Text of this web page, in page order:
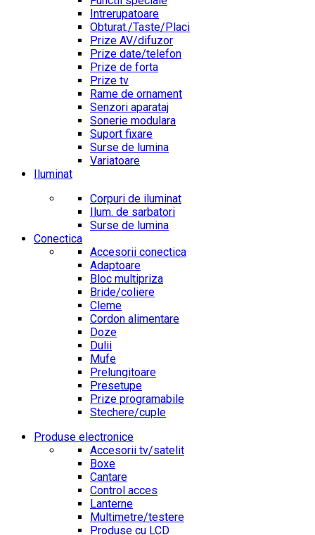
Intrerupatoare
Obturat./Taste/Placi
Prize AV/difuzor
Prize date/telefon
Prize de forta
Prize tv
Rame de ornament
Senzori aparataj
Sonerie modulara
Suport fixare
Surse de lumina
Variatoare
Iluminat
Corpuri de iluminat
Ilum. de sarbatori
Surse de lumina
Conectica
Accesorii conectica
Adaptoare
Bloc multipriza
Bride/coliere
Cleme
Cordon alimentare
Doze
Dulii
Mufe
Prelungitoare
Presetupe
Prize programabile
Stechere/cuple
Produse electronice
Accesorii tv/satelit
Boxe
Cantare
Control acces
Lanterne
Multimetre/testere
Produse cu LCD